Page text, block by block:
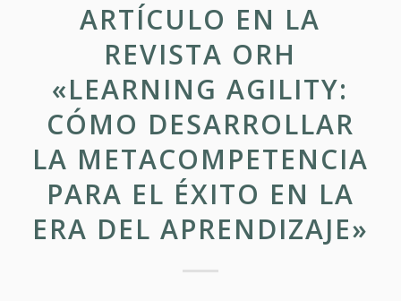
ARTÍCULO EN LA
REVISTA ORH
«LEARNING AGILITY:
CÓMO DESARROLLAR
LA METACOMPETENCIA
PARA EL ÉXITO EN LA
ERA DEL APRENDIZAJE»